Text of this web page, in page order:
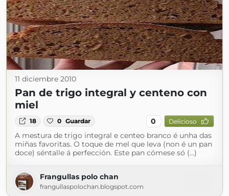
11 diciembre 2010
Pan de trigo integral y centeno con
miel
18 0 Guardar 0 Delicioso
A mestura de trigo integral e centeo branco é unha das
miñas favoritas. O toque de mel que leva (non é un pan
doce) séntalle á perfección. Este pan cómese só (...)
Frangullas polo chan
frangullaspolochan.blogspot.com